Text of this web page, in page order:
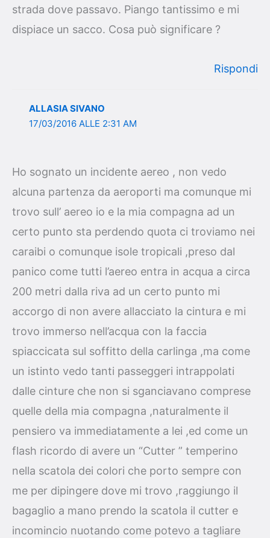
strada dove passavo. Piango tantissimo e mi
dispiace un sacco. Cosa può significare ?
Rispondi
ALLASIA SIVANO
17/03/2016 ALLE 2:31 AM
Ho sognato un incidente aereo , non vedo
alcuna partenza da aeroporti ma comunque mi
trovo sull’ aereo io e la mia compagna ad un
certo punto sta perdendo quota ci troviamo nei
caraibi o comunque isole tropicali ,preso dal
panico come tutti l’aereo entra in acqua a circa
200 metri dalla riva ad un certo punto mi
accorgo di non avere allacciato la cintura e mi
trovo immerso nell’acqua con la faccia
spiaccicata sul soffitto della carlinga ,ma come
un istinto vedo tanti passeggeri intrappolati
dalle cinture che non si sganciavano comprese
quelle della mia compagna ,naturalmente il
pensiero va immediatamente a lei ,ed come un
flash ricordo di avere un “Cutter ” temperino
nella scatola dei colori che porto sempre con
me per dipingere dove mi trovo ,raggiungo il
bagaglio a mano prendo la scatola il cutter e
incomincio nuotando come potevo a tagliare